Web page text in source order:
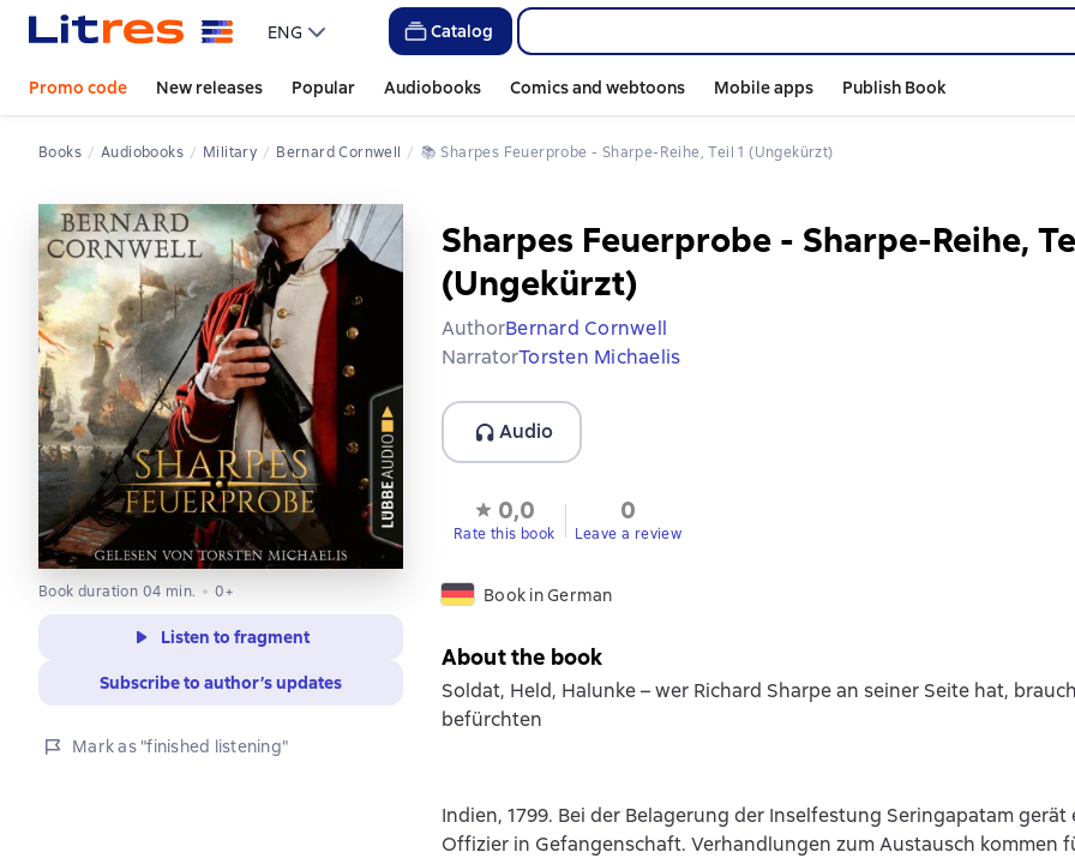
ENG Catalog
Promo code New releases Popular Audiobooks Comics and webtoons Mobile apps Publish Book
Books Audiobooks Military Bernard Cornwell 📚 Sharpes Feuerprobe - Sharpe-Reihe, Teil 1 (Ungekürzt)
Book duration 04 min. 0+
Listen to fragment
Subscribe to author’s updates
Mark as "finished listening"
Sharpes Feuerprobe - Sharpe-Reihe,
(Ungekürzt)
AuthorBernard Cornwell
NarratorTorsten Michaelis
Audio
0,0
Rate this book
0
Leave a review
Book in German
About the book
Soldat, Held, Halunke – wer Richard Sharpe an seiner Seite hat,
befürchten
Indien, 1799. Bei der Belagerung der Inselfestung Seringapatam
Offizier in Gefangenschaft. Verhandlungen zum Austausch kommen